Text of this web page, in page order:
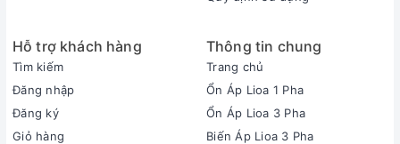
Hỗ trợ khách hàng
Tìm kiếm
Đăng nhập
Đăng ký
Giỏ hàng
Thông tin chung
Trang chủ
Ổn Áp Lioa 1 Pha
Ổn Áp Lioa 3 Pha
Biến Áp Lioa 3 Pha